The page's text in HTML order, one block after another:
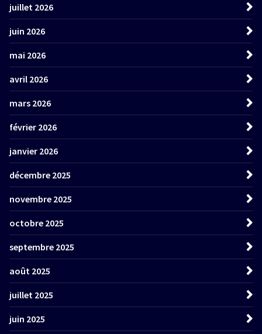
juillet 2026
juin 2026
mai 2026
avril 2026
mars 2026
février 2026
janvier 2026
décembre 2025
novembre 2025
octobre 2025
septembre 2025
août 2025
juillet 2025
juin 2025